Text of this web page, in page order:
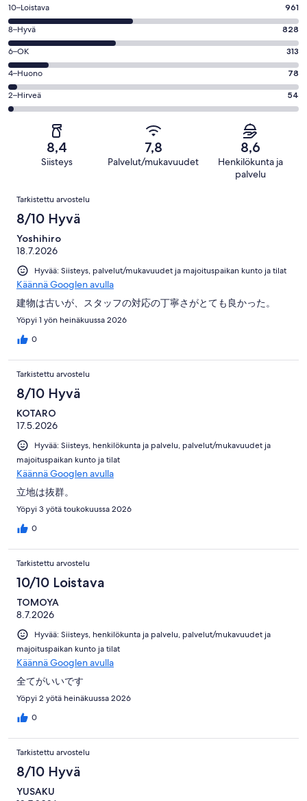
Arvosana
10
-
Loistava.
961
kautta
2234
arvostelua
10–Loistava 961
Arvosana
8
-
Hyvä.
828
kautta
arvostelua
8–Hyvä 828
Arvosana
6
-
OK.
313
arvostelua
6–OK 313
Arvosana
4
-
4–Huono 78
Arvosana
2
arvostelua
2–Hirveä 54
8,4
Siisteys
7,8
Palvelut/mukavuudet
8,6
Henkilökunta ja
palvelu
Arvostelut
Tarkistettu arvostelu
8/10 Hyvä
Yoshihiro
18.7.2026
Hyvää: Siisteys, palvelut/mukavuudet ja majoituspaikan kunto ja tilat
Käännä Googlen avulla
建物は古いが、スタッフの対応の丁寧さがとても良かった。
Yöpyi 1 yön heinäkuussa 2026
0
Tarkistettu arvostelu
8/10 Hyvä
KOTARO
17.5.2026
Hyvää: Siisteys, henkilökunta ja palvelu, palvelut/mukavuudet ja
majoituspaikan kunto ja tilat
Käännä Googlen avulla
立地は抜群。
Yöpyi 3 yötä toukokuussa 2026
0
Tarkistettu arvostelu
10/10 Loistava
TOMOYA
8.7.2026
Hyvää: Siisteys, henkilökunta ja palvelu, palvelut/mukavuudet ja
majoituspaikan kunto ja tilat
Käännä Googlen avulla
全てがいいです
Yöpyi 2 yötä heinäkuussa 2026
0
Tarkistettu arvostelu
8/10 Hyvä
YUSAKU